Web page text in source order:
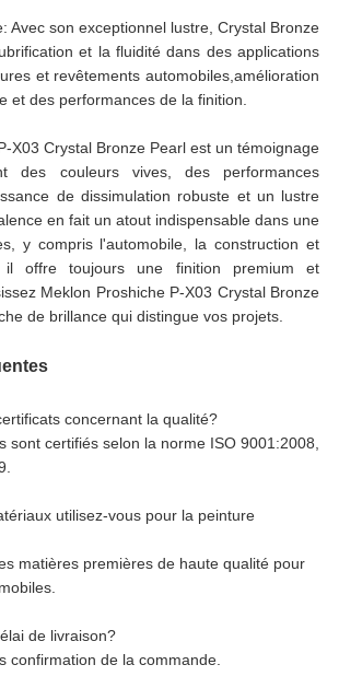
Avec son exceptionnel lustre, Crystal Bronze
et la fluidité dans des applications
et revêtements automobiles,amélioration
et des performances de la finition.
X03 Crystal Bronze Pearl est un témoignage
des couleurs vives, des performances
de dissimulation robuste et un lustre
en fait un atout indispensable dans une
y compris l'automobile, la construction et
offre toujours une finition premium et
Meklon Proshiche P-X03 Crystal Bronze
de brillance qui distingue vos projets.
concernant la qualité?
sont certifiés selon la norme ISO 9001:2008,
utilisez-vous pour la peinture
matières premières de haute qualité pour
de livraison?
confirmation de la commande.